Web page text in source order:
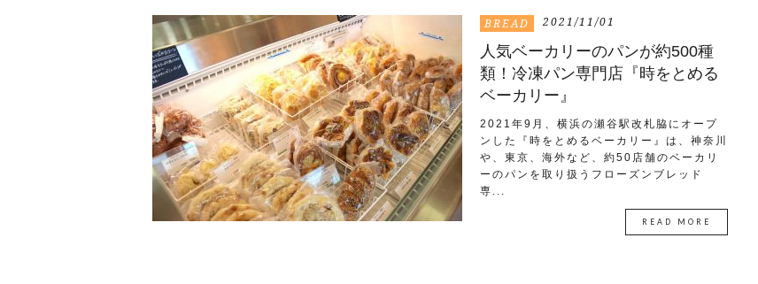
BREAD 2021/11/01
人気ベーカリーのパンが約500種
類！冷凍パン専門店『時をとめる
ベーカリー』
2021年9月、横浜の瀬谷駅改札脇にオープ
ンした『時をとめるベーカリー』は、神奈川
や、東京、海外など、約50店舗のベーカリ
ーのパンを取り扱うフローズンブレッド
専...
READ MORE